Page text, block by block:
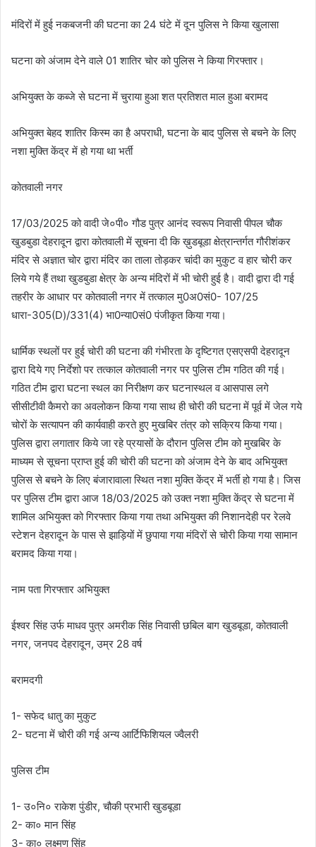
मंदिरों में हुई नकबजनी की घटना का 24 घंटे में दून पुलिस ने किया खुलासा
घटना को अंजाम देने वाले 01 शातिर चोर को पुलिस ने किया गिरफ्तार।
अभियुक्त के कब्जे से घटना में चुराया हुआ शत प्रतिशत माल हुआ बरामद
अभियुक्त बेहद शातिर किस्म का है अपराधी, घटना के बाद पुलिस से बचने के लिए
नशा मुक्ति केंद्र में हो गया था भर्ती
कोतवाली नगर
17/03/2025 को वादी जे०पी० गौड पुत्र आनंद स्वरूप निवासी पीपल चौक
खुडबुडा देहरादून द्वारा कोतवाली में सूचना दी कि ख़ुडबूडा क्षेत्रान्तर्गत गौरीशंकर
मंदिर से अज्ञात चोर द्वारा मंदिर का ताला तोड़कर चांदी का मुकुट व हार चोरी कर
लिये गये हैं तथा खुडबुडा क्षेत्र के अन्य मंदिरों में भी चोरी हुई है। वादी द्वारा दी गई
तहरीर के आधार पर कोतवाली नगर में तत्काल मु0अ0सं0- 107/25
धारा-305(D)/331(4) भा0न्या0सं0 पंजीकृत किया गया।
धार्मिक स्थलों पर हुई चोरी की घटना की गंभीरता के दृष्टिगत एसएसपी देहरादून
द्वारा दिये गए निर्देशो पर तत्काल कोतवाली नगर पर पुलिस टीम गठित की गई।
गठित टीम द्वारा घटना स्थल का निरीक्षण कर घटनास्थल व आसपास लगे
सीसीटीवी कैमरो का अवलोकन किया गया साथ ही चोरी की घटना में पूर्व में जेल गये
चोरों के सत्यापन की कार्यवाही करते हुए मुखबिर तंत्र को सक्रिय किया गया।
पुलिस द्वारा लगातार किये जा रहे प्रयासों के दौरान पुलिस टीम को मुखबिर के
माध्यम से सूचना प्राप्त हुई की चोरी की घटना को अंजाम देने के बाद अभियुक्त
पुलिस से बचने के लिए बंजारावाला स्थित नशा मुक्ति केंद्र में भर्ती हो गया है। जिस
पर पुलिस टीम द्वारा आज 18/03/2025 को उक्त नशा मुक्ति केंद्र से घटना में
शामिल अभियुक्त को गिरफ्तार किया गया तथा अभियुक्त की निशानदेही पर रेलवे
स्टेशन देहरादून के पास से झाड़ियों में छुपाया गया मंदिरों से चोरी किया गया सामान
बरामद किया गया।
नाम पता गिरफ्तार अभियुक्त
ईश्वर सिंह उर्फ माधव पुत्र अमरीक सिंह निवासी छबिल बाग खुडबूडा, कोतवाली
नगर, जनपद देहरादून, उम्र 28 वर्ष
बरामदगी
1- सफेद धातु का मुकुट
2- घटना में चोरी की गई अन्य आर्टिफिशियल ज्वैलरी
पुलिस टीम
1- उ०नि० राकेश पुंडीर, चौकी प्रभारी खुडबूडा
2- का० मान सिंह
3- का० लक्ष्मण सिंह